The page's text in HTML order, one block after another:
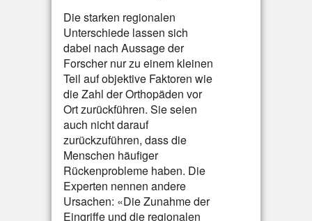
Die starken regionalen
Unterschiede lassen sich
dabei nach Aussage der
Forscher nur zu einem kleinen
Teil auf objektive Faktoren wie
die Zahl der Orthopäden vor
Ort zurückführen. Sie seien
auch nicht darauf
zurückzuführen, dass die
Menschen häufiger
Rückenprobleme haben. Die
Experten nennen andere
Ursachen: «Die Zunahme der
Eingriffe und die regionalen